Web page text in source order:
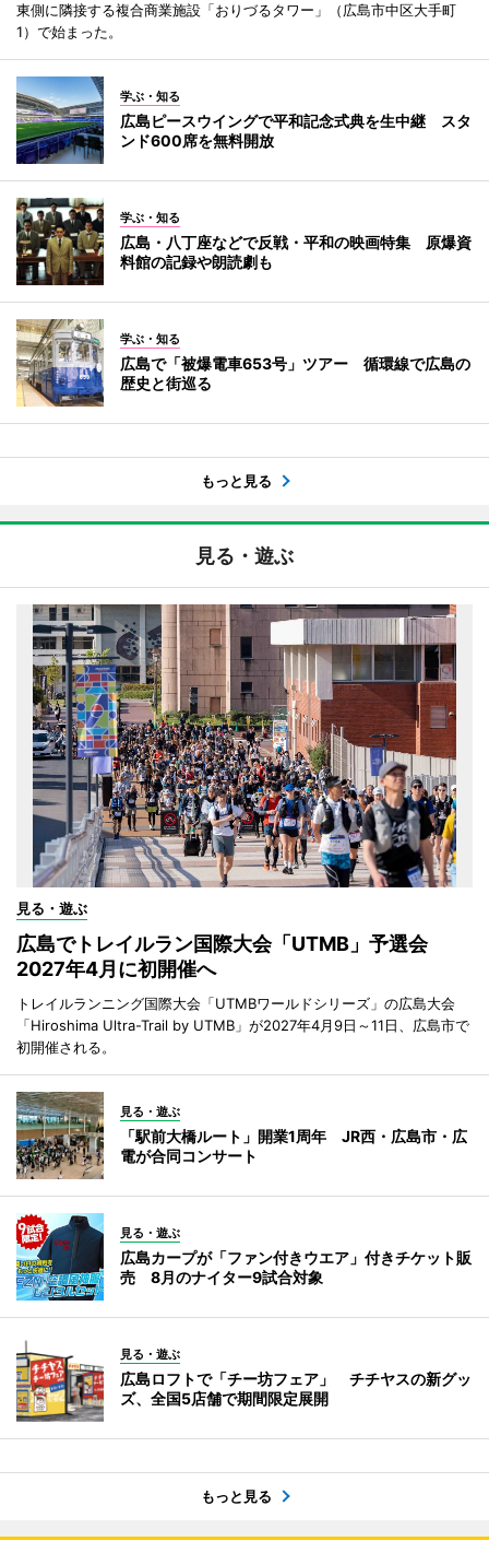
東側に隣接する複合商業施設「おりづるタワー」（広島市中区大手町
1）で始まった。
学ぶ・知る
広島ピースウイングで平和記念式典を生中継 スタ
ンド600席を無料開放
学ぶ・知る
広島・八丁座などで反戦・平和の映画特集 原爆資
料館の記録や朗読劇も
学ぶ・知る
広島で「被爆電車653号」ツアー 循環線で広島の
歴史と街巡る
もっと見る
見る・遊ぶ
見る・遊ぶ
広島でトレイルラン国際大会「UTMB」予選会
2027年4月に初開催へ
トレイルランニング国際大会「UTMBワールドシリーズ」の広島大会
「Hiroshima Ultra-Trail by UTMB」が2027年4月9日～11日、広島市で
初開催される。
見る・遊ぶ
「駅前大橋ルート」開業1周年 JR西・広島市・広
電が合同コンサート
見る・遊ぶ
広島カープが「ファン付きウエア」付きチケット販
売 8月のナイター9試合対象
見る・遊ぶ
広島ロフトで「チー坊フェア」 チチヤスの新グッ
ズ、全国5店舗で期間限定展開
もっと見る